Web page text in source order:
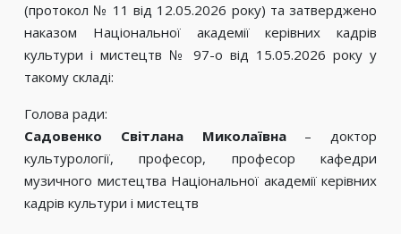
(протокол № 11 від 12.05.2026 року) та затверджено
наказом Національної академії керівних кадрів
культури і мистецтв № 97-о від 15.05.2026 року у
такому складі:
Голова ради:
Садовенко Світлана Миколаївна– доктор
культурології, професор, професор кафедри
музичного мистецтва Національної академії керівних
кадрів культури і мистецтв